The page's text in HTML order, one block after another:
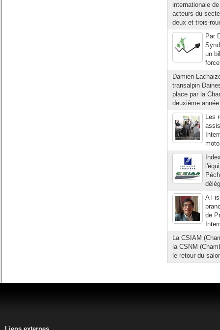
internationale
acteurs du
deux et trois-
Par
un
Damien
transalpin
place par la
deuxième
Les
A l
de
La CSIAM
la CSNM
le retour du